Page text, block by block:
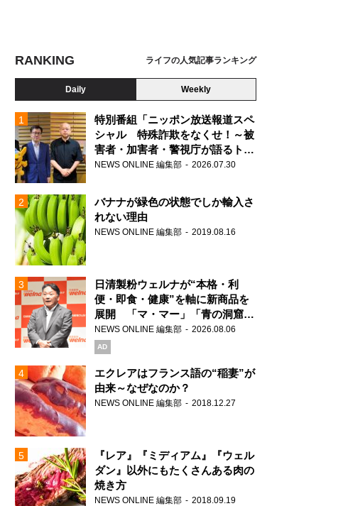
RANKING ライフの人気記事ランキング
Daily Weekly
特別番組「ニッポン放送報道スペ
シャル 特殊詐欺をなくせ！～被
害者・加害者・警視庁が語るトク
リュウの実態～」放送
NEWS ONLINE 編集部 2026.07.30
バナナが緑色の状態でしか輸入さ
れない理由
NEWS ONLINE 編集部 2019.08.16
日清製粉ウェルナが“本格・利
便・即食・健康”を軸に新商品を
展開 「マ・マー」「青の洞窟」
ブランドを強化
NEWS ONLINE 編集部 2026.08.06
エクレアはフランス語の“稲妻”が
由来～なぜなのか？
NEWS ONLINE 編集部 2018.12.27
『レア』『ミディアム』『ウェル
ダン』以外にもたくさんある肉の
焼き方
NEWS ONLINE 編集部 2018.09.19